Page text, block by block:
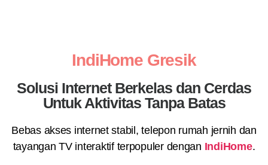
IndiHome Gresik
Solusi Internet Berkelas dan Cerdas
Untuk Aktivitas Tanpa Batas
Bebas akses internet stabil, telepon rumah jernih dan
tayangan TV interaktif terpopuler dengan IndiHome.